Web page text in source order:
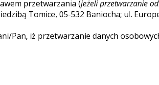
przetwarzania (jeżeli przetwarzanie
Tomice, 05-532 Baniocha; ul.
Pan, iż przetwarzanie danych